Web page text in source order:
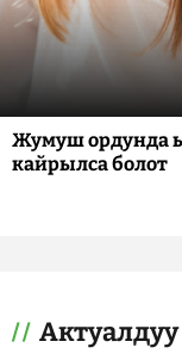
Жумуш ордунда
кайрылса болот